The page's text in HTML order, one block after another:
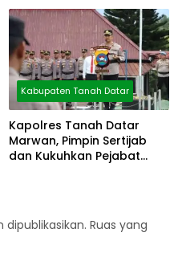
Kabupaten Tanah Datar
Kapolres Tanah Datar
Marwan, Pimpin Sertijab
dan Kukuhkan Pejabat
Ruas yang